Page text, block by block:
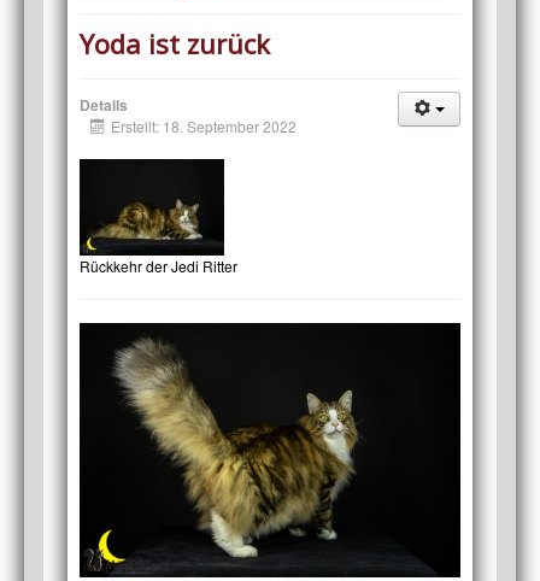
Yoda ist zurück
Details
Erstellt: 18. September 2022
Rückkehr der Jedi Ritter